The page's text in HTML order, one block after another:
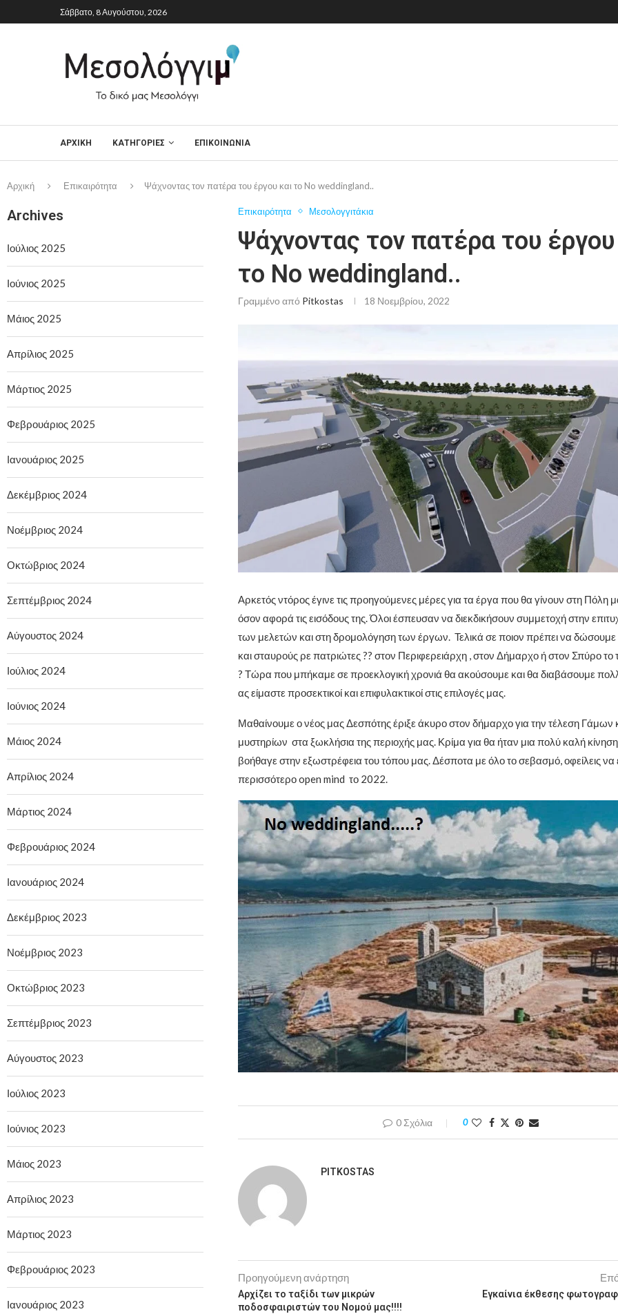
Σάββατο, 8 Αυγούστου, 2026
ΑΡΧΙΚΉ ΚΑΤΗΓΟΡΙΕΣ ΕΠΙΚΟΙΝΩΝΙΑ
Αρχική Επικαιρότητα Ψάχνοντας τον πατέρα του έργου και το No weddingland..
Επικαιρότητα Μεσολογγιτάκια
Ψάχνοντας τον πατέρα του έργου
το No weddingland..
Γραμμένο από Pitkostas 18 Νοεμβρίου, 2022
Αρκετός ντόρος έγινε τις προηγούμενες μέρες για τα έργα που θα γίνουν στη Πόλη
όσον αφορά τις εισόδους της. Όλοι έσπευσαν να διεκδικήσουν συμμετοχή στην
των μελετών και στη δρομολόγηση των έργων. Τελικά σε ποιον πρέπει να δώσουμε
και σταυρούς ρε πατριώτες ?? στον Περιφερειάρχη , στον Δήμαρχο ή στον Σπύρο το
? Τώρα που μπήκαμε σε προεκλογική χρονιά θα ακούσουμε και θα διαβάσουμε
ας είμαστε προσεκτικοί και επιφυλακτικοί στις επιλογές μας.
Μαθαίνουμε ο νέος μας Δεσπότης έριξε άκυρο στον δήμαρχο για την τέλεση Γάμων
μυστηρίων στα ξωκλήσια της περιοχής μας. Κρίμα για θα ήταν μια πολύ καλή
βοήθαγε στην εξωστρέφεια του τόπου μας. Δέσποτα με όλο το σεβασμό, οφείλεις να
περισσότερο open mind το 2022.
0 Σχόλια 0
PITKOSTAS
Προηγούμενη ανάρτηση
Αρχίζει το ταξίδι των μικρών
ποδοσφαιριστών του Νομού μας!!!!
Εγκαίνια έκθεσης
Archives
Ιούλιος 2025
Ιούνιος 2025
Μάιος 2025
Απρίλιος 2025
Μάρτιος 2025
Φεβρουάριος 2025
Ιανουάριος 2025
Δεκέμβριος 2024
Νοέμβριος 2024
Οκτώβριος 2024
Σεπτέμβριος 2024
Αύγουστος 2024
Ιούλιος 2024
Ιούνιος 2024
Μάιος 2024
Απρίλιος 2024
Μάρτιος 2024
Φεβρουάριος 2024
Ιανουάριος 2024
Δεκέμβριος 2023
Νοέμβριος 2023
Οκτώβριος 2023
Σεπτέμβριος 2023
Αύγουστος 2023
Ιούλιος 2023
Ιούνιος 2023
Μάιος 2023
Απρίλιος 2023
Μάρτιος 2023
Φεβρουάριος 2023
Ιανουάριος 2023